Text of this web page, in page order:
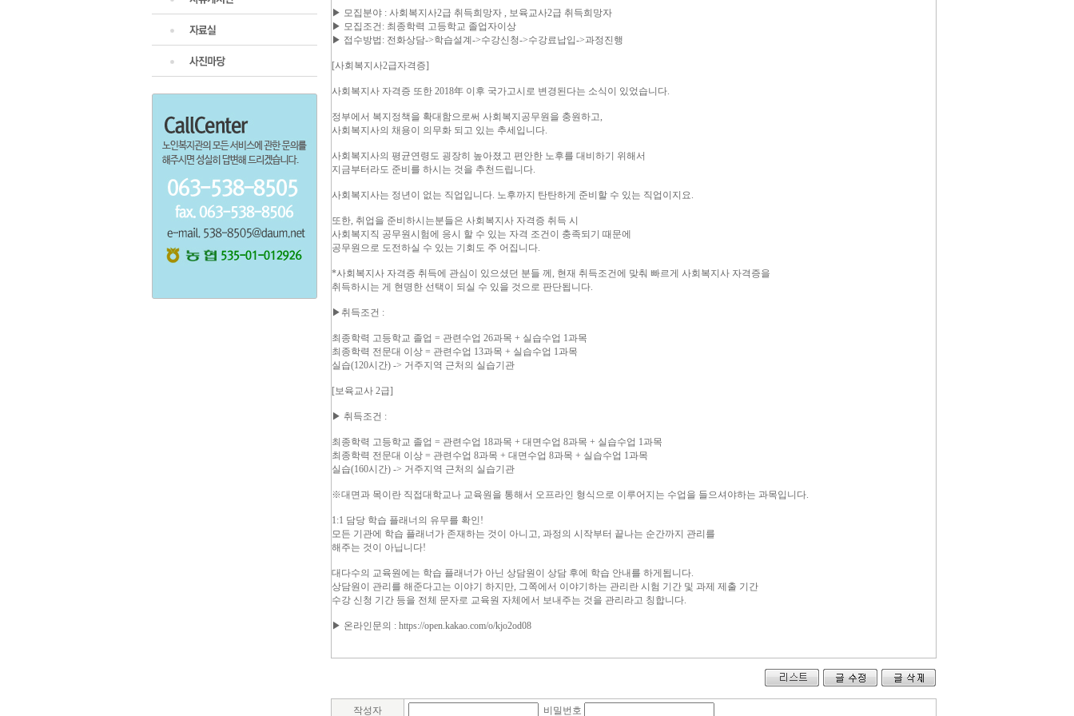
▶ 모집분야 : 사회복지사2급 취득희망자 , 보육교사2급 취득희망자
▶ 모집조건: 최종학력 고등학교 졸업자이상
▶ 접수방법: 전화상담->학습설계->수강신청->수강료납입->과정진행
[사회복지사2급자격증]
사회복지사 자격증 또한 2018年 이후 국가고시로 변경된다는 소식이 있었습니다.
정부에서 복지정책을 확대함으로써 사회복지공무원을 충원하고,
사회복지사의 채용이 의무화 되고 있는 추세입니다.
사회복지사의 평균연령도 굉장히 높아졌고 편안한 노후를 대비하기 위해서
지금부터라도 준비를 하시는 것을 추천드립니다.
사회복지사는 정년이 없는 직업입니다. 노후까지 탄탄하게 준비할 수 있는 직업이지요.
또한, 취업을 준비하시는분들은 사회복지사 자격증 취득 시
사회복지직 공무원시험에 응시 할 수 있는 자격 조건이 충족되기 때문에
공무원으로 도전하실 수 있는 기회도 주 어집니다.
*사회복지사 자격증 취득에 관심이 있으셨던 분들 께, 현재 취득조건에 맞춰 빠르게 사회복지사 자격증을
취득하시는 게 현명한 선택이 되실 수 있을 것으로 판단됩니다.
▶취득조건 :
최종학력 고등학교 졸업 = 관련수업 26과목 + 실습수업 1과목
최종학력 전문대 이상 = 관련수업 13과목 + 실습수업 1과목
실습(120시간) -> 거주지역 근처의 실습기관
[보육교사 2급]
▶ 취득조건 :
최종학력 고등학교 졸업 = 관련수업 18과목 + 대면수업 8과목 + 실습수업 1과목
최종학력 전문대 이상 = 관련수업 8과목 + 대면수업 8과목 + 실습수업 1과목
실습(160시간) -> 거주지역 근처의 실습기관
※대면과 목이란 직접대학교나 교육원을 통해서 오프라인 형식으로 이루어지는 수업을 들으셔야하는 과목입니다.
1:1 담당 학습 플래너의 유무를 확인!
모든 기관에 학습 플래너가 존재하는 것이 아니고, 과정의 시작부터 끝나는 순간까지 관리를
해주는 것이 아닙니다!
대다수의 교육원에는 학습 플래너가 아닌 상담원이 상담 후에 학습 안내를 하게됩니다.
상담원이 관리를 해준다고는 이야기 하지만, 그쪽에서 이야기하는 관리란 시험 기간 및 과제 제출 기간
수강 신청 기간 등을 전체 문자로 교육원 자체에서 보내주는 것을 관리라고 칭합니다.
▶ 온라인문의 : https://open.kakao.com/o/kjo2od08
작성자 비밀번호